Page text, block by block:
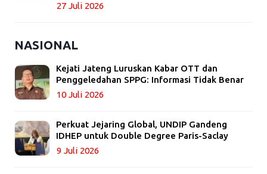
27 Juli 2026
NASIONAL
Kejati Jateng Luruskan Kabar OTT dan
Penggeledahan SPPG: Informasi Tidak Benar
10 Juli 2026
Perkuat Jejaring Global, UNDIP Gandeng
IDHEP untuk Double Degree Paris-Saclay
9 Juli 2026